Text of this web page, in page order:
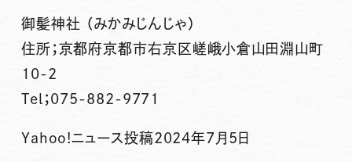
御髪神社 （みかみじんじゃ）
住所；京都府京都市右京区嵯峨小倉山田淵山町
10-2
Tel；075-882-9771
Yahoo!ニュース投稿2024年7月5日